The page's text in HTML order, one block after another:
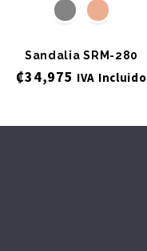
Sandalia SRM-280
₡34,975 IVA Incluido